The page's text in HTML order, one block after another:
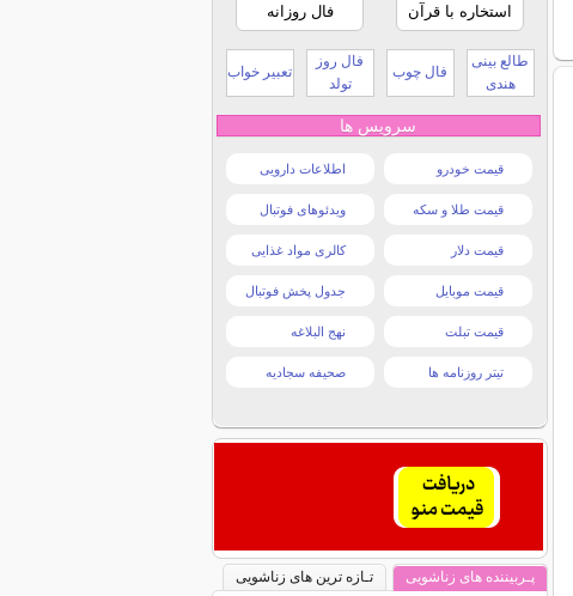
استخاره با قرآن فال روزانه
طالع بینی
هندی
فال چوب
فال روز
تولد
تعبیر خواب
سرویس ها
قیمت خودرو اطلاعات دارویی
قیمت طلا و سکه ویدئوهای فوتبال
قیمت دلار کالری مواد غذایی
قیمت موبایل جدول پخش فوتبال
قیمت تبلت نهج البلاغه
تیتر روزنامه ها صحیفه سجادیه
پـربیننده های زناشویی
تـازه ترین های زناشویی